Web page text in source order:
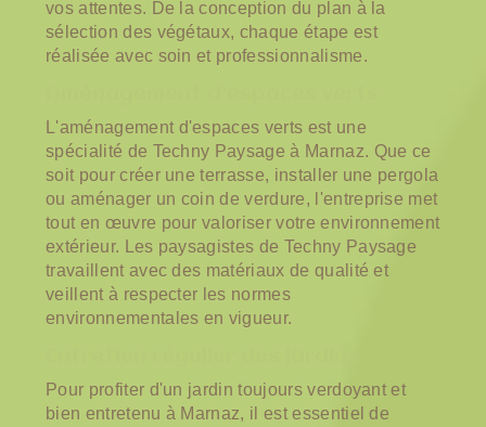
vos attentes. De la conception du plan à la
sélection des végétaux, chaque étape est
réalisée avec soin et professionnalisme.
L'aménagement d'espaces verts est une
spécialité de Techny Paysage à Marnaz. Que ce
soit pour créer une terrasse, installer une pergola
ou aménager un coin de verdure, l'entreprise met
tout en œuvre pour valoriser votre environnement
extérieur. Les paysagistes de Techny Paysage
travaillent avec des matériaux de qualité et
veillent à respecter les normes
environnementales en vigueur.
Pour profiter d'un jardin toujours verdoyant et
bien entretenu à Marnaz, il est essentiel de